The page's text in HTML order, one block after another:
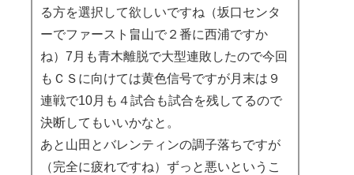
る方を選択して欲しいですね（坂口センタ
ーでファースト畠山で２番に西浦ですか
ね）7月も青木離脱で大型連敗したので今回
もＣＳに向けては黄色信号ですが月末は９
連戦で10月も４試合も試合を残してるので
決断してもいいかなと。
あと山田とバレンティンの調子落ちですが
（完全に疲れですね）ずっと悪いというこ